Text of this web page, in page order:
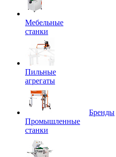
Мебельные
станки
Пильные
агрегаты
Промышленные
станки
Бренды